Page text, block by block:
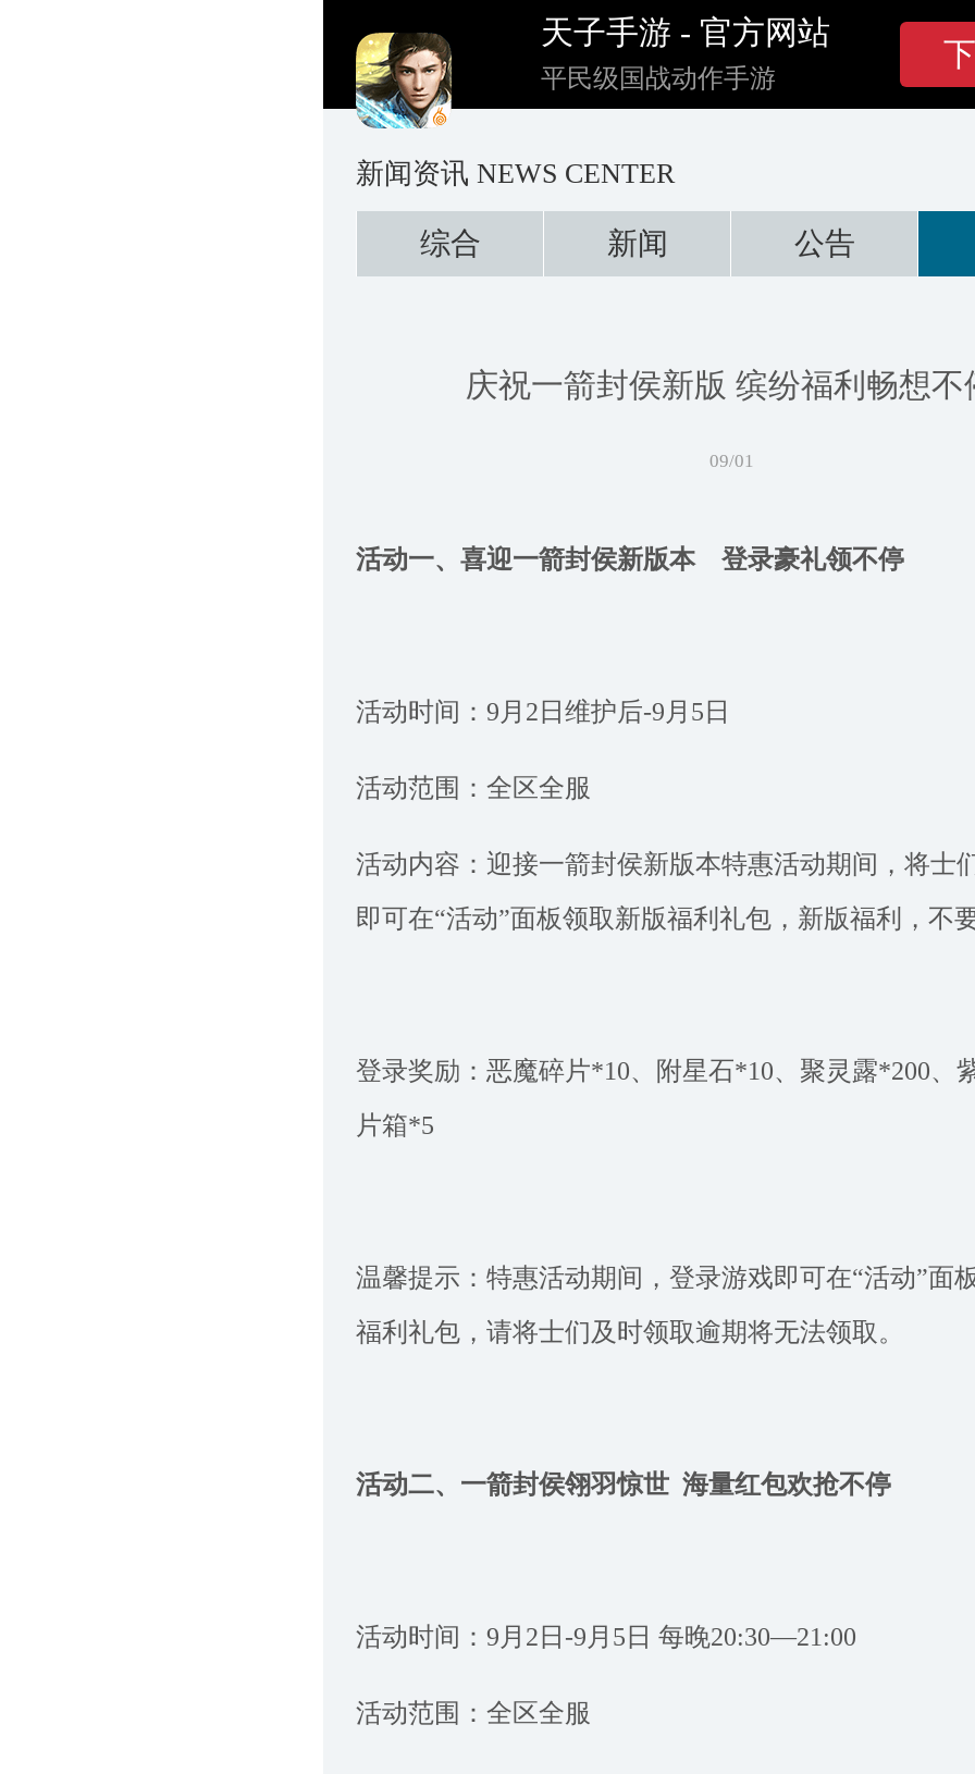
天子手游 - 官方网站
平民级国战动作手游
新闻资讯 NEWS CENTER
综合 新闻 公告
庆祝一箭封侯新版 缤纷福利畅想不
09/01
活动一、喜迎一箭封侯新版本 登录豪礼领不停
活动时间：9月2日维护后-9月5日
活动范围：全区全服
活动内容：迎接一箭封侯新版本特惠活动期间，将士
即可在“活动”面板领取新版福利礼包，新版福利，不
登录奖励：恶魔碎片*10、附星石*10、聚灵露*200、
片箱*5
温馨提示：特惠活动期间，登录游戏即可在“活动”面
福利礼包，请将士们及时领取逾期将无法领取。
活动二、一箭封侯翎羽惊世 海量红包欢抢不停
活动时间：9月2日-9月5日 每晚20:30—21:00
活动范围：全区全服